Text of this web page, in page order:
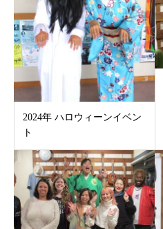
2024年 ハロウィーンイベン
ト